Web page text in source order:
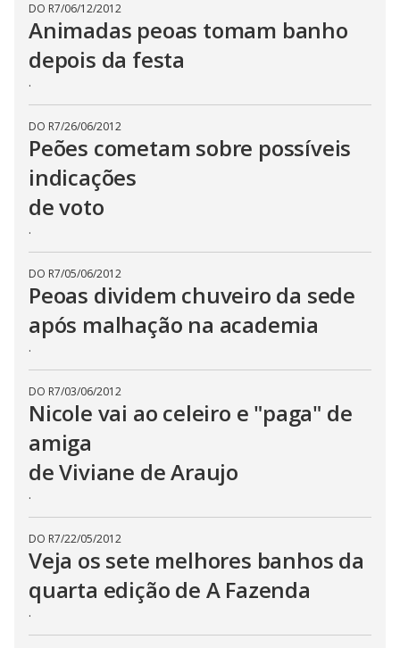
DO R7/06/12/2012
Animadas peoas tomam banho
depois da festa
.
DO R7/26/06/2012
Peões cometam sobre possíveis
indicações
de voto
.
DO R7/05/06/2012
Peoas dividem chuveiro da sede
após malhação na academia
.
DO R7/03/06/2012
Nicole vai ao celeiro e "paga" de
amiga
de Viviane de Araujo
.
DO R7/22/05/2012
Veja os sete melhores banhos da
quarta edição de A Fazenda
.